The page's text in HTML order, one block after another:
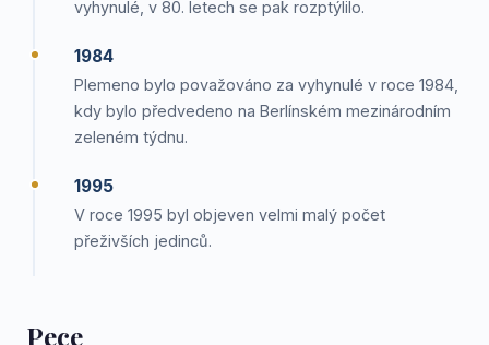
vyhynulé, v 80. letech se pak rozptýlilo.
1984
Plemeno bylo považováno za vyhynulé v roce 1984,
kdy bylo předvedeno na Berlínském mezinárodním
zeleném týdnu.
1995
V roce 1995 byl objeven velmi malý počet
přeživších jedinců.
Pece